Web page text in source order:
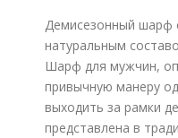
Демисезонный шарф
натуральным
Шарф для мужчин,
привычную манеру
выходить за рамки
представлена в